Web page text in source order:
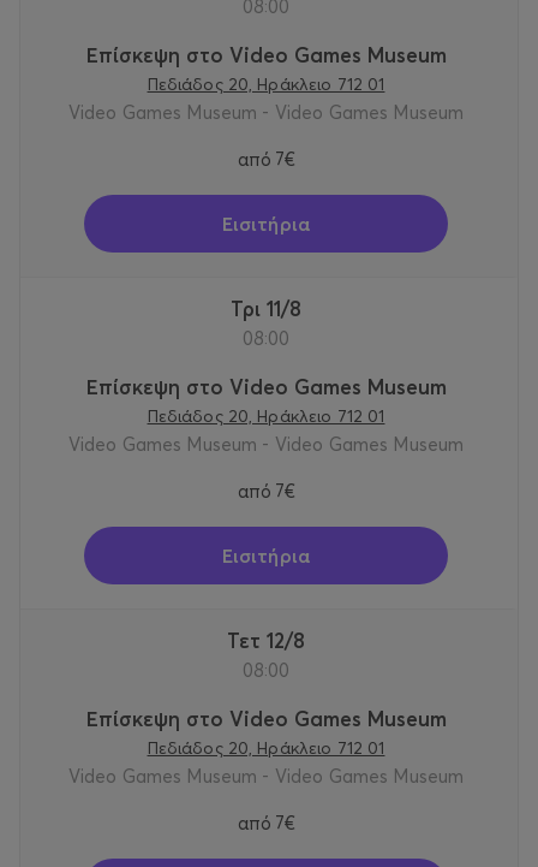
08:00
Επίσκεψη στο Video Games Museum
Πεδιάδος 20, Ηράκλειο 712 01
Video Games Museum - Video Games Museum
από 7€
Εισιτήρια
Τρι 11/8
08:00
Επίσκεψη στο Video Games Museum
Πεδιάδος 20, Ηράκλειο 712 01
Video Games Museum - Video Games Museum
από 7€
Εισιτήρια
Τετ 12/8
08:00
Επίσκεψη στο Video Games Museum
Πεδιάδος 20, Ηράκλειο 712 01
Video Games Museum - Video Games Museum
από 7€